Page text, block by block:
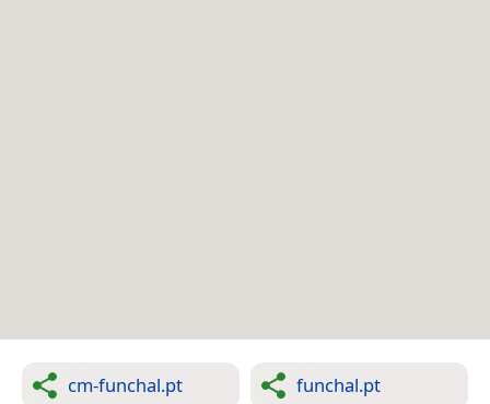
cm-funchal.pt funchal.pt